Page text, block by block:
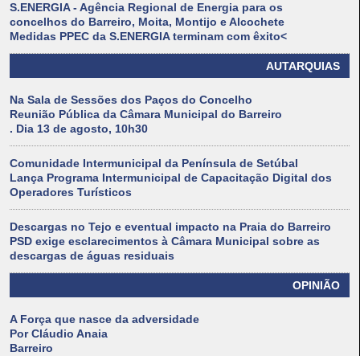
S.ENERGIA - Agência Regional de Energia para os
concelhos do Barreiro, Moita, Montijo e Alcochete
Medidas PPEC da S.ENERGIA terminam com êxito<
AUTARQUIAS
Na Sala de Sessões dos Paços do Concelho
Reunião Pública da Câmara Municipal do Barreiro
. Dia 13 de agosto, 10h30
Comunidade Intermunicipal da Península de Setúbal
Lança Programa Intermunicipal de Capacitação Digital dos
Operadores Turísticos
Descargas no Tejo e eventual impacto na Praia do Barreiro
PSD exige esclarecimentos à Câmara Municipal sobre as
descargas de águas residuais
OPINIÃO
A Força que nasce da adversidade
Por Cláudio Anaia
Barreiro